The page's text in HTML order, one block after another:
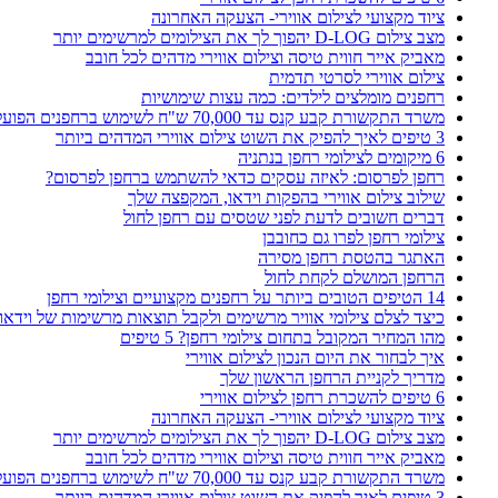
ציוד מקצועי לצילום אווירי- הצעקה האחרונה
מצב צילום D-LOG יהפוך לך את הצילומים למרשימים יותר
מאביק אייר חווית טיסה וצילום אווירי מדהים לכל חובב
צילום אווירי לסרטי תדמית
רחפנים מומלצים לילדים: כמה עצות שימושיות
משרד התקשורת קבע קנס עד 70,000 ש"ח לשימוש ברחפנים הפועלים בתדר אסור
3 טיפים לאיך להפיק את השוט צילום אווירי המדהים ביותר
6 מיקומים לצילומי רחפן בנתניה
רחפן לפרסום: לאיזה עסקים כדאי להשתמש ברחפן לפרסום?
שילוב צילום אווירי בהפקות וידאו, המקפצה שלך
דברים חשובים לדעת לפני שטסים עם רחפן לחול
צילומי רחפן לפרו גם כחובבן
האתגר בהטסת רחפן מסירה
הרחפן המושלם לקחת לחול
14 הטיפים הטובים ביותר על רחפנים מקצועיים וצילומי רחפן
כיצד לצלם צילומי אוויר מרשימים ולקבל תוצאות מרשימות של וידאו
מהו המחיר המקובל בתחום צילומי רחפן? 5 טיפים
איך לבחור את היום הנכון לצילום אווירי
מדריך לקניית הרחפן הראשון שלך
6 טיפים להשכרת רחפן לצילום אווירי
ציוד מקצועי לצילום אווירי- הצעקה האחרונה
מצב צילום D-LOG יהפוך לך את הצילומים למרשימים יותר
מאביק אייר חווית טיסה וצילום אווירי מדהים לכל חובב
משרד התקשורת קבע קנס עד 70,000 ש"ח לשימוש ברחפנים הפועלים בתדר אסור